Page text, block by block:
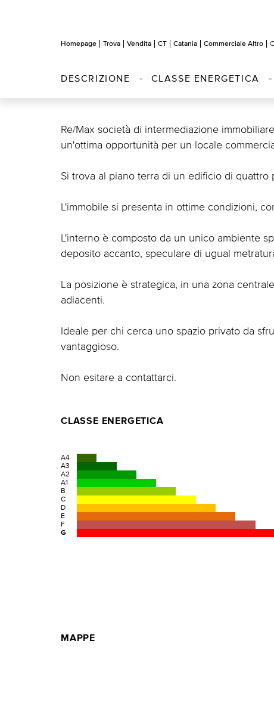
Homepage Trova Vendita CT Catania Commerciale Altro
DESCRIZIONE CLASSE ENERGETICA
Re/Max società di intermediazione
un'ottima opportunità per un locale
Si trova al piano terra di un edificio di
L'immobile si presenta in ottime condizioni,
L'interno è composto da un unico ambiente
deposito accanto, speculare di ugual
La posizione è strategica, in una zona
adiacenti.
Ideale per chi cerca uno spazio privato da
vantaggioso.
Non esitare a contattarci.
CLASSE ENERGETICA
A4
A3
A2
A1
B
C
D
E
F
G
MAPPE